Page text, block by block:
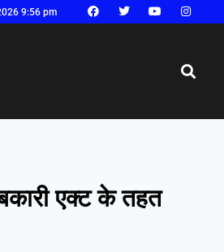
9:56 pm
एक्ट के तहत